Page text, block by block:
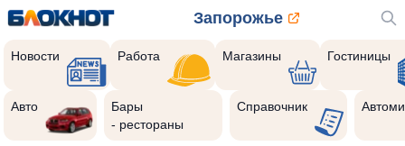
Запорожье
Новости Работа Магазины Гостиницы
Авто
Бары
- рестораны
Справочник